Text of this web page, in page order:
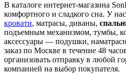
В каталоге интернет-магазина
комфортного и сладкого сна. У
кровати, матрасы, диваны,
подъемным механизмом, тумбы,
аксессуары — подушки,
заказ по Москве в течение 48
организовать отправку в любой
компанией на выбор покупателя.